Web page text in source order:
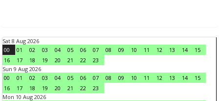
Sat 8 Aug 2026
00
01 02 03 04 05 06 07 08 09 10 11 12 13 14
15
16
17 18 19 20 21 22
23
Sun 9 Aug 2026
00
01 02 03 04 05 06 07 08 09 10 11 12 13 14
15
16
17 18 19 20 21 22
23
Mon 10 Aug 2026